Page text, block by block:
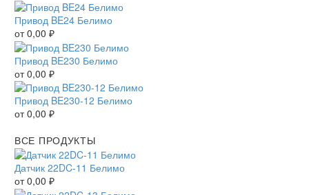
Привод BE24 Белимо
от0,00 ₽
Привод BE230 Белимо
от0,00 ₽
Привод BE230-12 Белимо
от0,00 ₽
ВСЕ ПРОДУКТЫ
Датчик 22DC-11 Белимо
от0,00 ₽